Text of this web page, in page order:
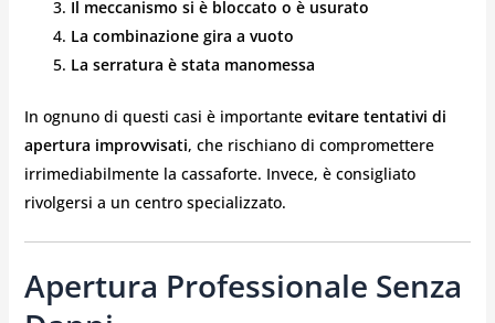
Il meccanismo si è bloccato o è usurato
La combinazione gira a vuoto
La serratura è stata manomessa
In ognuno di questi casi è importante evitare tentativi di
apertura improvvisati, che rischiano di compromettere
irrimediabilmente la cassaforte. Invece, è consigliato
rivolgersi a un centro specializzato.
Apertura Professionale Senza